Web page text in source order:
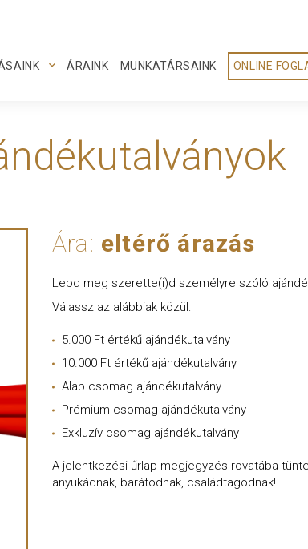
ÁRAINK MUNKATÁRSAINK ONLINE
Ára: eltérő árazás
Lepd meg szerette(i)d személyre szóló
Válassz az alábbiak közül:
5.000 Ft értékű ajándékutalvány
10.000 Ft értékű ajándékutalvány
Alap csomag ajándékutalvány
Prémium csomag ajándékutalvány
Exkluzív csomag ajándékutalvány
A jelentkezési űrlap megjegyzés rovatába
anyukádnak, barátodnak, családtagodnak!